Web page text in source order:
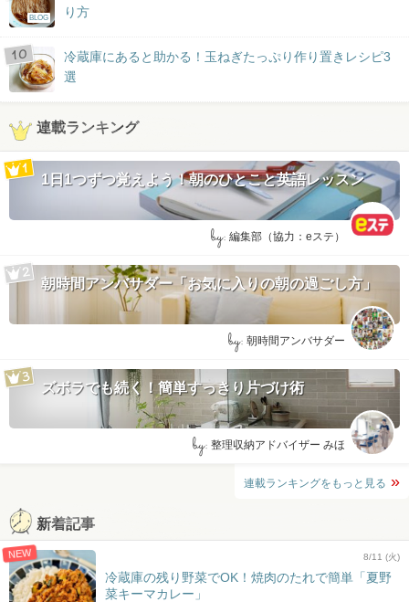
BLOG
り方
冷蔵庫にあると助かる！玉ねぎたっぷり作り置きレシピ3
選
連載ランキング
1日1つずつ覚えよう！朝のひとこと英語レッスン
by: 編集部（協力：eステ）
朝時間アンバサダー「お気に入りの朝の過ごし方」
by: 朝時間アンバサダー
ズボラでも続く！簡単すっきり片づけ術
by: 整理収納アドバイザー みほ
連載ランキングをもっと見る
新着記事
NEW 8/11 (火)
冷蔵庫の残り野菜でOK！焼肉のたれで簡単「夏野
菜キーマカレー」